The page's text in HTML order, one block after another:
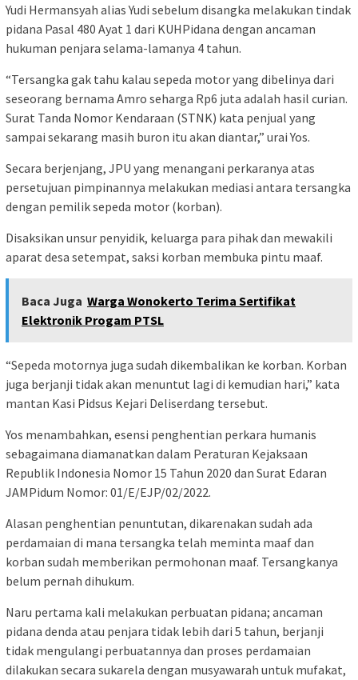
Yudi Hermansyah alias Yudi sebelum disangka melakukan tindak
pidana Pasal 480 Ayat 1 dari KUHPidana dengan ancaman
hukuman penjara selama-lamanya 4 tahun.
“Tersangka gak tahu kalau sepeda motor yang dibelinya dari
seseorang bernama Amro seharga Rp6 juta adalah hasil curian.
Surat Tanda Nomor Kendaraan (STNK) kata penjual yang
sampai sekarang masih buron itu akan diantar,” urai Yos.
Secara berjenjang, JPU yang menangani perkaranya atas
persetujuan pimpinannya melakukan mediasi antara tersangka
dengan pemilik sepeda motor (korban).
Disaksikan unsur penyidik, keluarga para pihak dan mewakili
aparat desa setempat, saksi korban membuka pintu maaf.
Baca Juga Warga Wonokerto Terima Sertifikat
Elektronik Progam PTSL
“Sepeda motornya juga sudah dikembalikan ke korban. Korban
juga berjanji tidak akan menuntut lagi di kemudian hari,” kata
mantan Kasi Pidsus Kejari Deliserdang tersebut.
Yos menambahkan, esensi penghentian perkara humanis
sebagaimana diamanatkan dalam Peraturan Kejaksaan
Republik Indonesia Nomor 15 Tahun 2020 dan Surat Edaran
JAMPidum Nomor: 01/E/EJP/02/2022.
Alasan penghentian penuntutan, dikarenakan sudah ada
perdamaian di mana tersangka telah meminta maaf dan
korban sudah memberikan permohonan maaf. Tersangkanya
belum pernah dihukum.
Naru pertama kali melakukan perbuatan pidana; ancaman
pidana denda atau penjara tidak lebih dari 5 tahun, berjanji
tidak mengulangi perbuatannya dan proses perdamaian
dilakukan secara sukarela dengan musyawarah untuk mufakat,